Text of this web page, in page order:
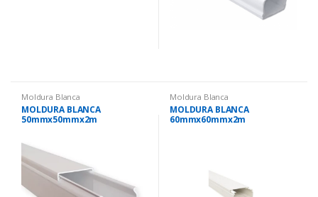
Moldura Blanca
MOLDURA BLANCA
50mmx50mmx2m
Moldura Blanca
MOLDURA BLANCA
60mmx60mmx2m